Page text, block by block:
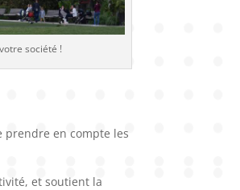
société !
prendre en compte les
et soutient la